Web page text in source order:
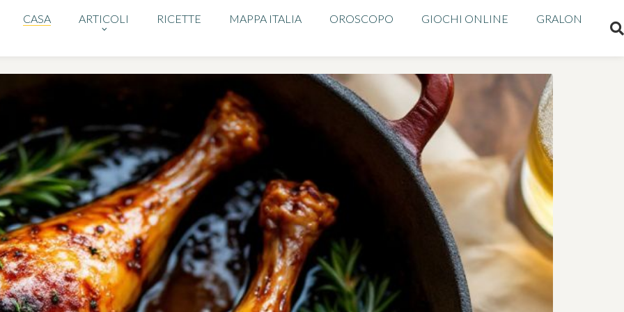
CASA ARTICOLI RICETTE MAPPA ITALIA OROSCOPO GIOCHI ONLINE GRALON